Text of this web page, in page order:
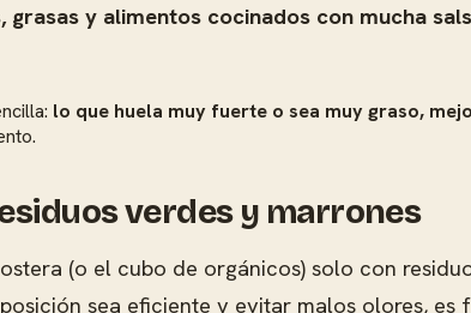
grasas y alimentos cocinados con mucha
lo que huela muy fuerte o sea muy graso,
verdes y marrones
(o el cubo de orgánicos) solo con
sea eficiente y evitar malos olores,